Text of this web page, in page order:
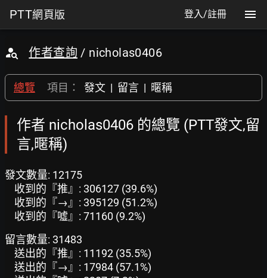
PTT網頁版 登入/註冊
作者查詢 / nicholas0406
總覽 項目： 發文 | 留言 | 暱稱
作者 nicholas0406 的總覽 (PTT發文,留
言,暱稱)
發文數量: 12175
收到的『推』: 306127 (39.6%)
收到的『→』: 395129 (51.2%)
收到的『噓』: 71160 (9.2%)
留言數量: 31483
送出的『推』: 11192 (35.5%)
送出的『→』: 17984 (57.1%)